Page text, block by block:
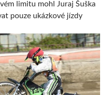
limitu mohl Juraj Šuška
pouze ukázkové jízdy